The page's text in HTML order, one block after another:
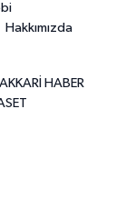
Hakkımızda
HABER